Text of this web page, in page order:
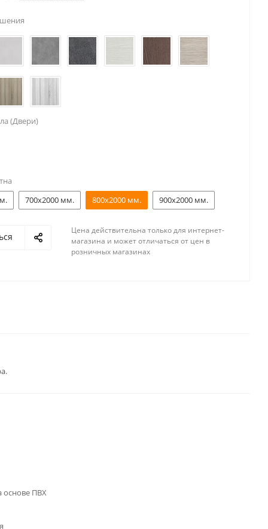
(Двери)
700x2000 мм. 800x2000 мм. 900x2000 мм.
Цена действительна только для интернет-
магазина и может отличаться от цен в
розничных магазинах
основе ПВХ